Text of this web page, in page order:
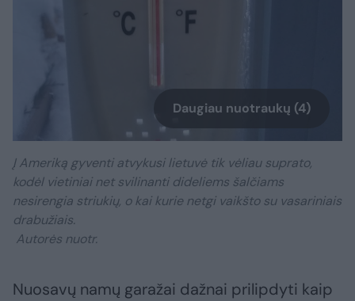
Daugiau nuotraukų (4)
Į Ameriką gyventi atvykusi lietuvė tik vėliau suprato,
kodėl vietiniai net svilinanti dideliems šalčiams
nesirengia striukių, o kai kurie netgi vaikšto su vasariniais
drabužiais.
Autorės nuotr.
Nuosavų namų garažai dažnai prilipdyti kaip